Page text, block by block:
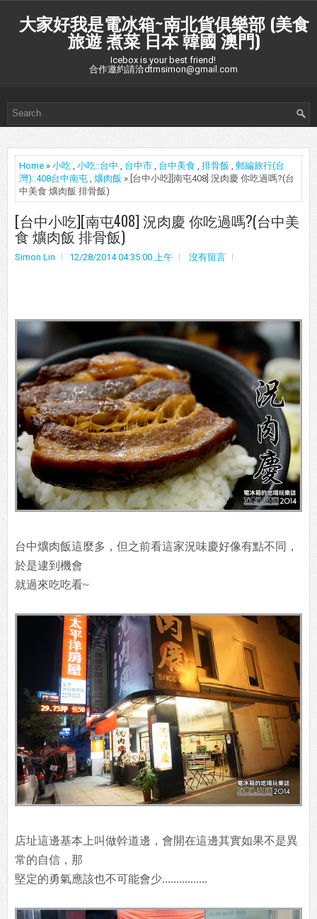
大家好我是電冰箱~南北貨俱樂部 (美食
旅遊 煮菜 日本 韓國 澳門)
Icebox is your best friend!
合作邀約請洽dtmsimon@gmail.com
Home » 小吃 , 小吃::台中 , 台中市 , 台中美食 , 排骨飯 , 郵編旅行(台
灣)::408台中南屯 , 爌肉飯 » [台中小吃][南屯408] 況肉慶 你吃過嗎?(台
中美食 爌肉飯 排骨飯)
[台中小吃][南屯408] 況肉慶 你吃過嗎?(台中美
食 爌肉飯 排骨飯)
Simon Lin 12/28/2014 04:35:00 上午 沒有留言
台中爌肉飯這麼多，但之前看這家況味慶好像有點不同，
於是逮到機會
就過來吃吃看~
店址這邊基本上叫做幹道邊，會開在這邊其實如果不是異
常的自信，那
堅定的勇氣應該也不可能會少................